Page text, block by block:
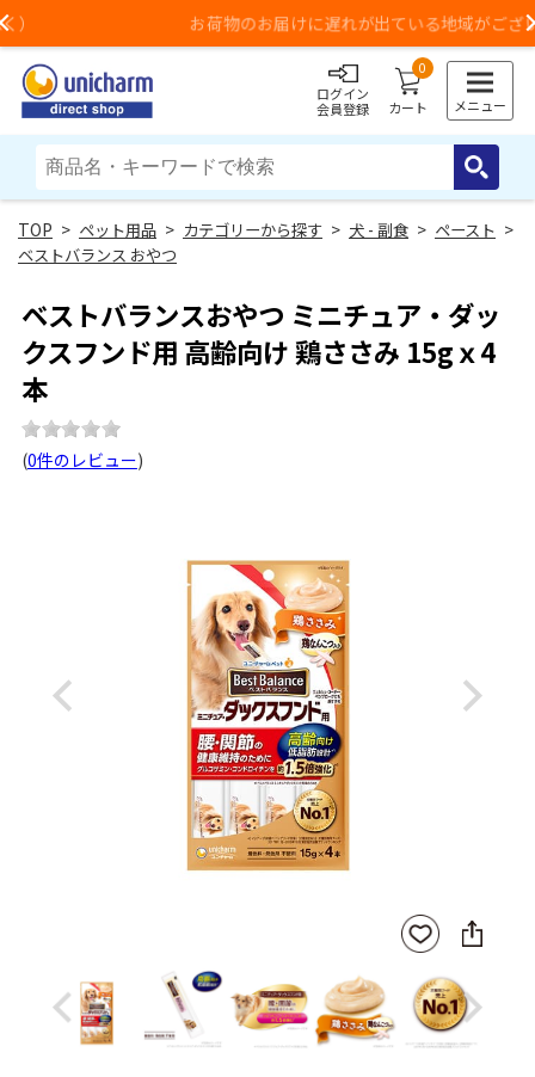
Previous お荷物のお届けに遅れが出ている地域がございます
ログイン
会員登録
0
カート メニュー
> ペット用品 > カテゴリーから探す > 犬 - 副食 > ペースト >
ベストバランス おやつ
ベストバランスおやつ ミニチュア・ダッ
クスフンド用 高齢向け 鶏ささみ 15gｘ4
本
(0件のレビュー)
Previous Next
お気
に入
登録
SNS
に
ア
Previous Next